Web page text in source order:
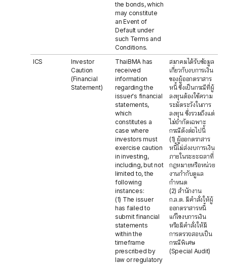
the bonds, which
may constitute
an Event of
Default under
such Terms and
Conditions.
ICS
Investor
Caution
(Financial
Statement)
ThaiBMA has
received
information
regarding the
issuer's financial
statements,
which
constitutes a
case where
investors must
exercise caution
in investing,
including, but not
limited to, the
following
instances:
(1) The issuer
has failed to
submit financial
statements
within the
timeframe
prescribed by
law or regulatory
สมาคมได้รับข้อมูล
เกี่ยวกับงบการเงิน
ของผู้ออกตราสาร
หนี้ ซึ่งเป็นกรณีที่ผู้
ลงทุนต้องใช้ความ
ระมัดระวังในการ
ลงทุน ซึ่งรวมถึงแต่
ไม่จำกัดเฉพาะ
กรณีดังต่อไปนี้
(1) ผู้ออกตราสาร
หนี้ไม่ส่งงบการเงิน
ภายในระยะเวลาที่
กฎหมายหรือหน่วย
งานกำกับดูแล
กำหนด
(2) สำนักงาน
ก.ล.ต. มีคำสั่งให้ผู้
ออกตราสารหนี้
แก้ไขงบการเงิน
หรือมีคำสั่งให้มี
การตรวจสอบเป็น
กรณีพิเศษ
(Special Audit)